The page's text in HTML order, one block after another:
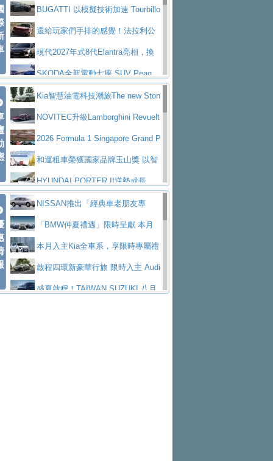
首度前進南台灣熱烈開戰
豪華電能休旅新星 Audi Q4 Sportba
ck 55 e-tron S lineScania Taiwan 逆風而行，加深力
道投資布局
代CX-5全方位進化提前亮相並展開預售94.9
萬起
馬自達公布 2027 年式 MX-5 更
新，新增 Yakudo 特別版
Skoda Peaq 發表全新電動動力系
統 最長續航逾 640 公里、支援雙向供電
BMW M2 首度導入 xDrive 四驅，
美國與瑞士需求成關鍵推手
The all-new T-Roc 魅力 自成焦點
Maserati GT2 Stradale「Tribute to
MC12」全球首度亮相
迎接 RANGE ROVER 品牌家族第
五位成員 全新 RANGE ROVER GT 預告登
場
造型華麗時尚、科技座艙再進化，P
eugeot 208小改款發表上市94.8萬起
der 碳纖維空力、鍛造輪圈與Inconel排氣
上身
BUGATTI 以模擬技術加速 Tourbillo
n 動態開發還給玩家們手排的感覺！法拉利公
布12Cilidri Manaule手排超跑產品細節
現代2027年式8代Elantra亮相，換
裝更銳利的造型、更先進的資訊娛樂系統及
更高效的動力
SKODA全新電動七座 SUV Peaq
問世，擁有品牌史上最寬敞且豪華的座艙
AUDI推出首款高性能油電超跑Nuvo
lari，0到100公里加速2.6秒、極速350公里
／小時
百年三叉戟傳奇再啟程 Maserati 重
返 1000 Miglia 傳承競速榮耀
法拉利首款純電跑車Luce亮相，最
大馬力超過1000匹並具備530公里最大續航
里程
小車大空間、座艙科技更先進，SK
ODA發表全新純電跨界休旅Eipq祭平民化車
價89萬起
賓士AMG.EA專屬平台首作，Merc
edes-AMG 全新GT 4-Door Coupe全球首發
福斯推出首款GTI純電性能掀背ID.
Polo GTI，擁有226匹馬力和零百加速 6.8
秒的實力
Jaguar 公布四門 GT車款正式車名
為JAGUAR TYPE 01
終於跟上進度，LEXUS發表首款三
排六座純電旗艦休旅 TZ
有錢也買不到的Golf R！福斯打造
全新Golf R 24h賽車將挑戰紐柏林24小時耐
SKODA公布全新小型純電跨界休旅
Kia智慧油電科技潮旅The new Ston
ic 1-7月累計銷量創歷史新高
NOVITEC升級Lamborghini Revuelt
o 綜效輸出增至1,048匹
2026 Formula 1 Singapore Grand P
rix 新加坡大獎賽 Audi 極速之旅開放報名
和運租車榮獲國家品牌玉山獎 以智
慧移動與綠能創新
HYUNDAI PORTER II逆勢成長，
勇奪中型貨車銷售冠軍
父親節霸氣獻禮！PGO 威力125 最
低入手價 $60,900 起 省油ｘ安全ｘ大空間
陪爸爸輕鬆
福斯商旅挺頭家 推出「德系質感 精
算圓夢」專案yundai推出AllDayEnergy能源服
務 讓電動車化身行動儲能系統
NISSAN X-TRAIL 上市首月銷量
躋身同級前3名Toyota歐洲純電車銷量翻倍 2026
NISSAN推出「經典車老朋友專
案」 以匠人精神煥新珍品座駕
「BMW仲夏禮遇」限時呈獻 本月
入主即享尊榮豪華五星假期 多元優購方案
同步實施
本月入主Kia全車系，享限時專屬禮
遇 啟程四環新豪華行旅 限時入主 Audi
A6 旗艦陣容 低月付5,888元起及3 年乙式險
盛夏啟程！TAIWAN SUZUKI 八月